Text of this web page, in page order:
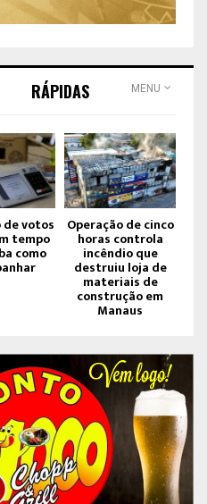
RÁPIDAS MENU
de votos
tempo
como
Operação de cinco
horas controla
incêndio que
destruiu loja de
materiais de
construção em
Manaus